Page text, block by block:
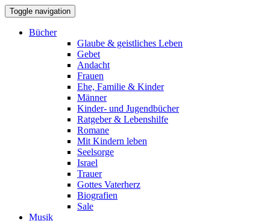
Toggle navigation
Bücher
Glaube & geistliches Leben
Gebet
Andacht
Frauen
Ehe, Familie & Kinder
Männer
Kinder- und Jugendbücher
Ratgeber & Lebenshilfe
Romane
Mit Kindern leben
Seelsorge
Israel
Trauer
Gottes Vaterherz
Biografien
Sale
Musik